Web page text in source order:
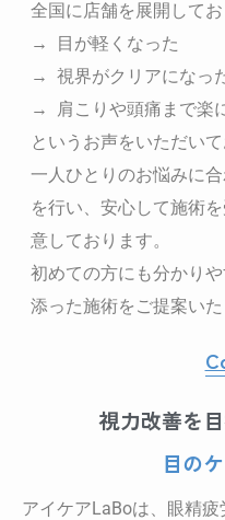
全国に店舗を展開して
→
目が軽くなった
→ 視界がクリアになっ
→ 肩こりや頭痛まで楽
というお声をいただいて
一人ひとりのお悩みに
を行い、安心して施術
意しております。
初めての方にも分かり
添った施術をご提案いた
視力改善を
目の
アイケアLaBoは、眼精